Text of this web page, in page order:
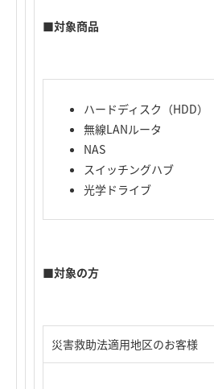
■対象商品
ハードディスク（HDD）
無線LANルータ
NAS
スイッチングハブ
光学ドライブ
■対象の方
災害救助法適用地区のお客様